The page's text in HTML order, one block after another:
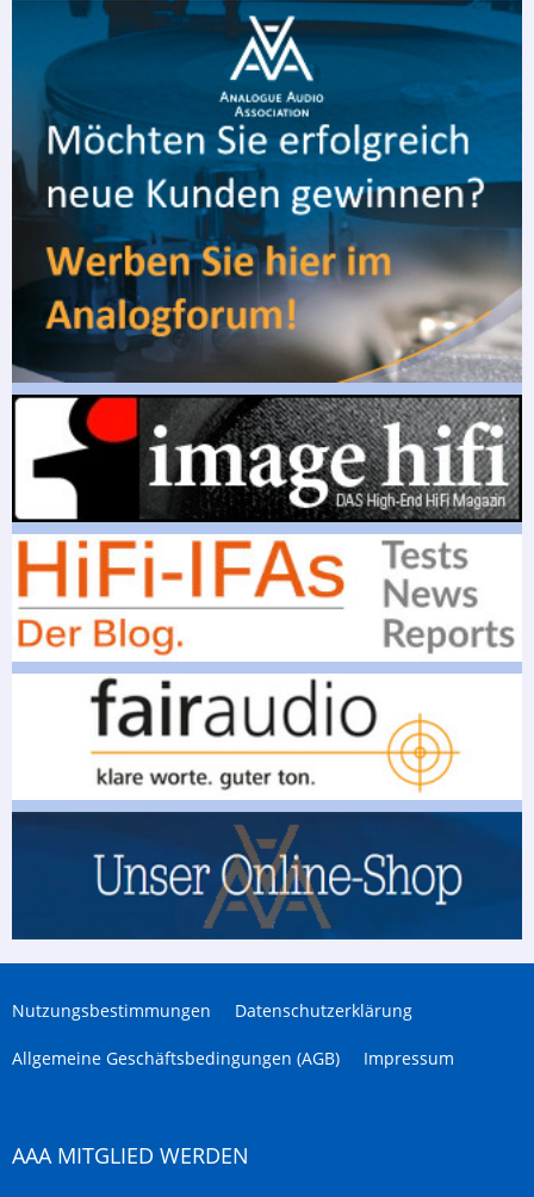
Nutzungsbestimmungen Datenschutzerklärung
Allgemeine Geschäftsbedingungen (AGB) Impressum
AAA MITGLIED WERDEN